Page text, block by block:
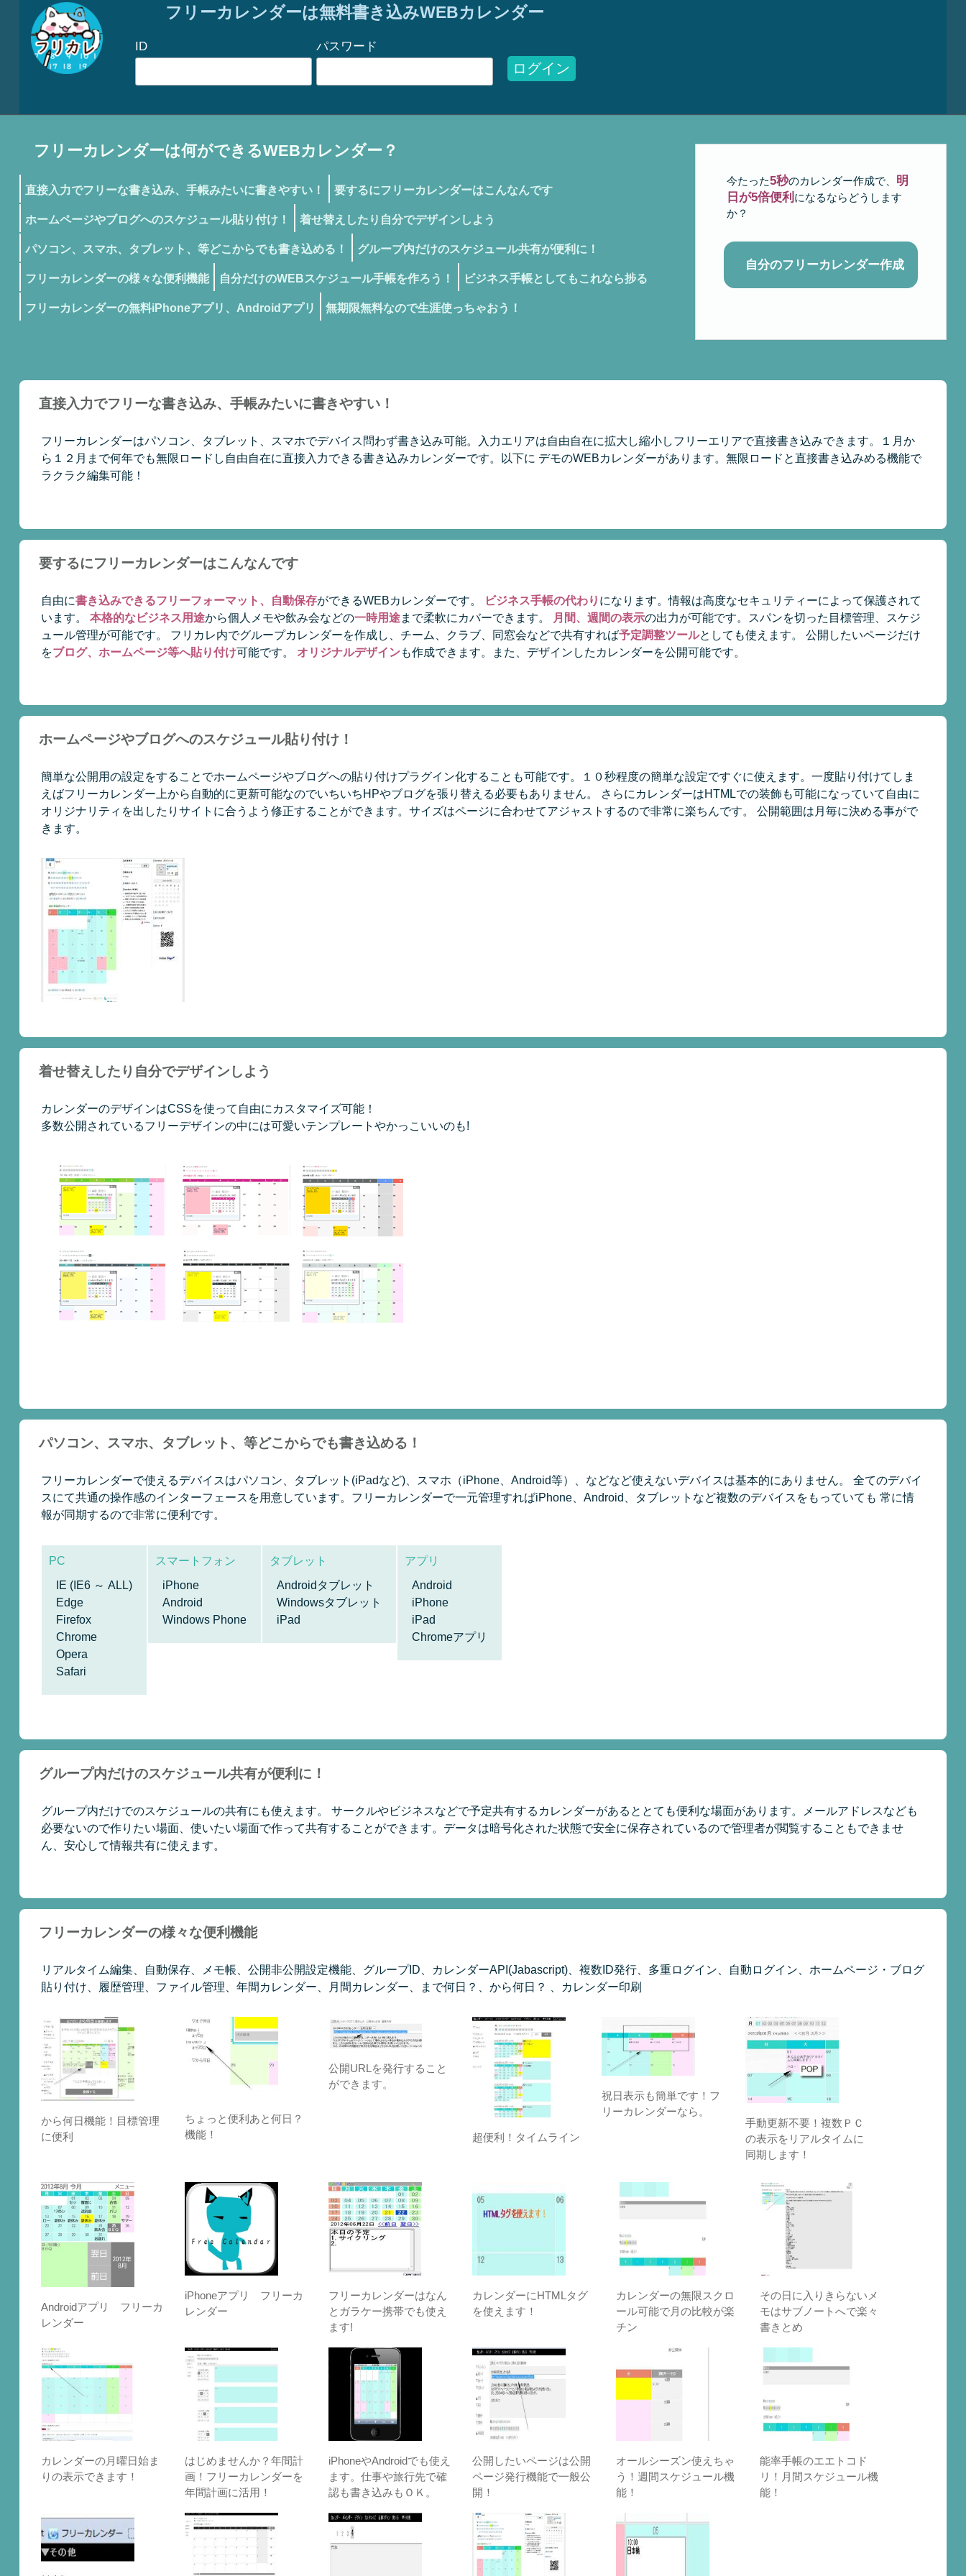
フリーカレンダーは無料書き込みWEBカレンダー
ID パスワード
ログイン
今たった5秒のカレンダー作成で、 明
日が5倍便利 になるならどうします
か？
自分のフリーカレンダー作成
フリーカレンダーは何ができるWEBカレンダー？
直接入力でフリーな書き込み、手帳みたいに書きやすい！ 要するにフリーカレンダーはこんなんです
ホームページやブログへのスケジュール貼り付け！ 着せ替えしたり自分でデザインしよう
パソコン、スマホ、タブレット、等どこからでも書き込める！ グループ内だけのスケジュール共有が便利に！
フリーカレンダーの様々な便利機能 自分だけのWEBスケジュール手帳を作ろう！ ビジネス手帳としてもこれなら捗る
フリーカレンダーの無料iPhoneアプリ、Androidアプリ 無期限無料なので生涯使っちゃおう！
直接入力でフリーな書き込み、手帳みたいに書きやすい！
フリーカレンダーはパソコン、タブレット、スマホでデバイス問わず書き込み可能。入力エリアは自由自在に拡大し縮小しフリーエリアで直接書き込みできます。１月か
ら１２月まで何年でも無限ロードし自由自在に直接入力できる書き込みカレンダーです。以下に デモのWEBカレンダーがあります。無限ロードと直接書き込みめる機能で
ラクラク編集可能！
要するにフリーカレンダーはこんなんです
自由に書き込みできるフリーフォーマット、自動保存ができるWEBカレンダーです。 ビジネス手帳の代わり になります。情報は高度なセキュリティーによって保護されて
います。 本格的なビジネス用途から個人メモや飲み会などの一時用途まで柔軟にカバーできます。 月間、週間の表示の出力が可能です。スパンを切った目標管理、スケジ
ュール管理が可能です。 フリカレ内でグループカレンダーを作成し、チーム、クラブ、同窓会などで共有すれば予定調整ツールとしても使えます。 公開したいページだけ
をブログ、ホームページ等へ貼り付け可能です。 オリジナルデザインも作成できます。また、デザインしたカレンダーを公開可能です。
ホームページやブログへのスケジュール貼り付け！
簡単な公開用の設定をすることでホームページやブログへの貼り付けプラグイン化することも可能です。１０秒程度の簡単な設定ですぐに使えます。一度貼り付けてしま
えばフリーカレンダー上から自動的に更新可能なのでいちいちHPやブログを張り替える必要もありません。 さらにカレンダーはHTMLでの装飾も可能になっていて自由に
オリジナリティを出したりサイトに合うよう修正することができます。サイズはページに合わせてアジャストするので非常に楽ちんです。 公開範囲は月毎に決める事がで
きます。
着せ替えしたり自分でデザインしよう
カレンダーのデザインはCSSを使って自由にカスタマイズ可能！
多数公開されているフリーデザインの中には可愛いテンプレートやかっこいいのも!
パソコン、スマホ、タブレット、等どこからでも書き込める！
フリーカレンダーで使えるデバイスはパソコン、タブレット(iPadなど)、スマホ（iPhone、Android等）、などなど使えないデバイスは基本的にありません。 全てのデバイ
スにて共通の操作感のインターフェースを用意しています。フリーカレンダーで一元管理すればiPhone、Android、タブレットなど複数のデバイスをもっていても 常に情
報が同期するので非常に便利です。
PC
IE (IE6 ～ ALL)
Edge
Firefox
Chrome
Opera
Safari
スマートフォン
iPhone
Android
Windows Phone
タブレット
Androidタブレット
Windowsタブレット
iPad
アプリ
Android
iPhone
iPad
Chromeアプリ
グループ内だけのスケジュール共有が便利に！
グループ内だけでのスケジュールの共有にも使えます。 サークルやビジネスなどで予定共有するカレンダーがあるととても便利な場面があります。メールアドレスなども
必要ないので作りたい場面、使いたい場面で作って共有することができます。データは暗号化された状態で安全に保存されているので管理者が閲覧することもできませ
ん、安心して情報共有に使えます。
フリーカレンダーの様々な便利機能
リアルタイム編集、自動保存、メモ帳、公開非公開設定機能、グループID、カレンダーAPI(Jabascript)、複数ID発行、多重ログイン、自動ログイン、ホームページ・ブログ
貼り付け、履歴管理、ファイル管理、年間カレンダー、月間カレンダー、まで何日？、から何日？ 、カレンダー印刷
から何日機能！目標管理
に便利
ちょっと便利あと何日？
機能！
公開URLを発行すること
ができます。
超便利！タイムライン
祝日表示も簡単です！フ
リーカレンダーなら。
手動更新不要！複数ＰＣ
の表示をリアルタイムに
同期します！
Androidアプリ フリーカ
レンダー
iPhoneアプリ フリーカ
レンダー
フリーカレンダーはなん
とガラケー携帯でも使え
ます!
カレンダーにHTMLタグ
を使えます！
カレンダーの無限スクロ
ール可能で月の比較が楽
チン
その日に入りきらないメ
モはサブノートへで楽々
書きとめ
カレンダーの月曜日始ま
りの表示できます！
はじめませんか？年間計
画！フリーカレンダーを
年間計画に活用！
iPhoneやAndroidでも使え
ます。仕事や旅行先で確
認も書き込みもＯＫ。
公開したいページは公開
ページ発行機能で一般公
開！
オールシーズン使えちゃ
う！週間スケジュール機
能！
能率手帳のエエトコド
リ！月間スケジュール機
能！